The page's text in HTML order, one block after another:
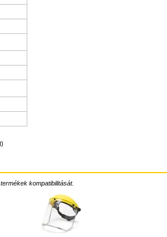
kompatibilitását.